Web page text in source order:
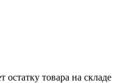
остатку товара на складе